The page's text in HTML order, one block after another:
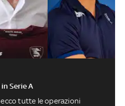
Serie A
tutte le operazioni